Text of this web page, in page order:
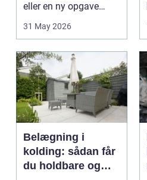
eller en ny opgave
opstår fra dag til...
31 May 2026
Belægning i
kolding: sådan får
du holdbare og